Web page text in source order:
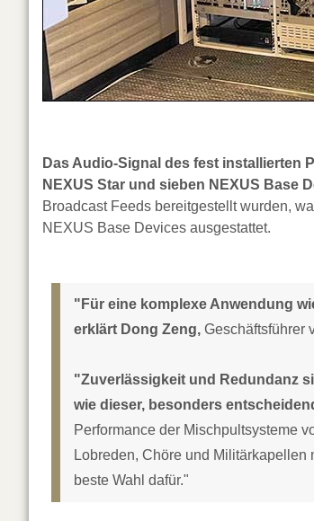
Das Audio-Signal des fest installierten
NEXUS Star und sieben NEXUS Base
Broadcast Feeds bereitgestellt wurden,
NEXUS Base Devices ausgestattet.
"Für eine komplexe Anwendung
erklärt Dong Zeng, Geschäftsführer
"Zuverlässigkeit und Redundanz
wie dieser, besonders
Performance der Mischpultsysteme
Lobreden, Chöre und
beste Wahl dafür."